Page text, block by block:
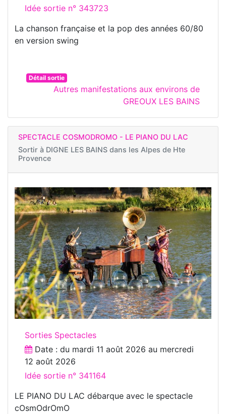
Idée sortie n° 343723
La chanson française et la pop des années 60/80
en version swing
Détail sortie
Autres manifestations aux environs de
GREOUX LES BAINS
SPECTACLE COSMODROMO - LE PIANO DU LAC
Sortir à DIGNE LES BAINS dans les Alpes de Hte
Provence
Sorties Spectacles
Date : du mardi 11 août 2026 au mercredi
12 août 2026
Idée sortie n° 341164
LE PIANO DU LAC débarque avec le spectacle
cOsmOdrOmO